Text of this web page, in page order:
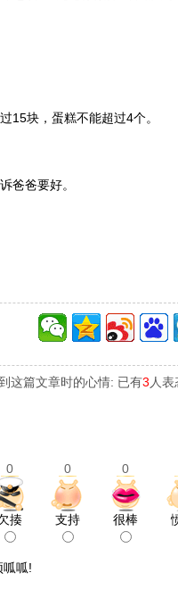
15块，蛋糕不能超过4个。
爸爸要好。
这篇文章时的心情: 已有3 人
0 0 0
揍 支持 很棒
呱呱!